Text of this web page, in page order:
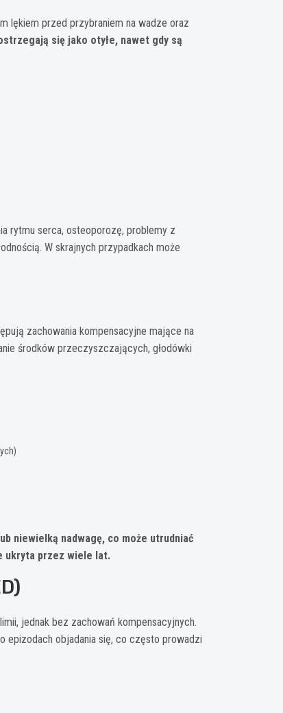
lękiem przed przybraniem na wadze oraz
się jako otyłe, nawet gdy są
rytmu serca, osteoporozę, problemy z
W skrajnych przypadkach może
zachowania kompensacyjne mające na
środków przeczyszczających, głodówki
niewielką nadwagę, co może utrudniać
ukryta przez wiele lat.
jednak bez zachowań kompensacyjnych.
epizodach objadania się, co często prowadzi